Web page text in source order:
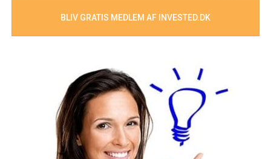
BLIV GRATIS MEDLEM AF INVESTED.DK